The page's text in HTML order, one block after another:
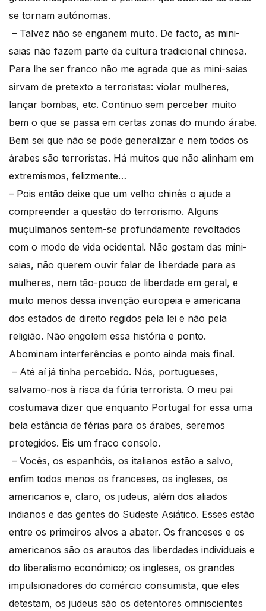
se tornam autónomas.
– Talvez não se enganem muito. De facto, as mini-
saias não fazem parte da cultura tradicional chinesa.
Para lhe ser franco não me agrada que as mini-saias
sirvam de pretexto a terroristas: violar mulheres,
lançar bombas, etc. Continuo sem perceber muito
bem o que se passa em certas zonas do mundo árabe.
Bem sei que não se pode generalizar e nem todos os
árabes são terroristas. Há muitos que não alinham em
extremismos, felizmente…
– Pois então deixe que um velho chinês o ajude a
compreender a questão do terrorismo. Alguns
muçulmanos sentem-se profundamente revoltados
com o modo de vida ocidental. Não gostam das mini-
saias, não querem ouvir falar de liberdade para as
mulheres, nem tão-pouco de liberdade em geral, e
muito menos dessa invenção europeia e americana
dos estados de direito regidos pela lei e não pela
religião. Não engolem essa história e ponto.
Abominam interferências e ponto ainda mais final.
– Até aí já tinha percebido. Nós, portugueses,
salvamo-nos à risca da fúria terrorista. O meu pai
costumava dizer que enquanto Portugal for essa uma
bela estância de férias para os árabes, seremos
protegidos. Eis um fraco consolo.
– Vocês, os espanhóis, os italianos estão a salvo,
enfim todos menos os franceses, os ingleses, os
americanos e, claro, os judeus, além dos aliados
indianos e das gentes do Sudeste Asiático. Esses estão
entre os primeiros alvos a abater. Os franceses e os
americanos são os arautos das liberdades individuais e
do liberalismo económico; os ingleses, os grandes
impulsionadores do comércio consumista, que eles
detestam, os judeus são os detentores omniscientes